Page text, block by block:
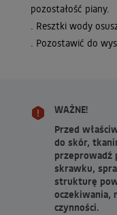
pozostałość piany.
. Resztki wody
. Pozostawić do
WAŻNE!
Przed
do skór,
przeprowadź
skrawku,
strukturę
oczekiwania,
czynności.